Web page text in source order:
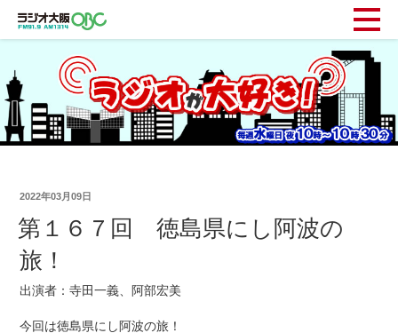
2022年03月09日
第１６７回 徳島県にし阿波の
旅！
出演者：寺田一義、阿部宏美
今回は徳島県にし阿波の旅！